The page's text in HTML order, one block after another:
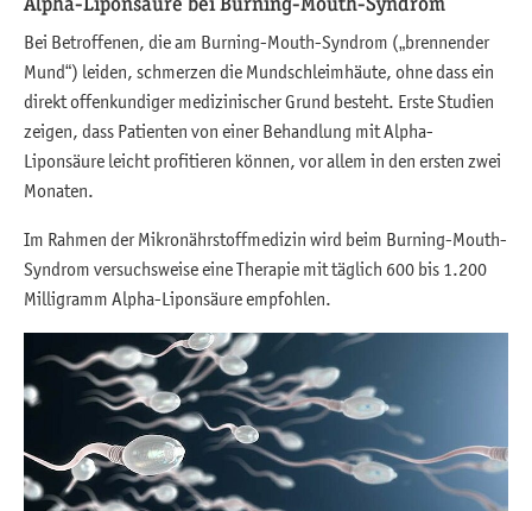
Bei Betroffenen, die am Burning-Mouth-Syndrom („brennender
Mund“) leiden, schmerzen die Mundschleimhäute, ohne dass ein
direkt offenkundiger medizinischer Grund besteht. Erste Studien
zeigen, dass Patienten von einer Behandlung mit Alpha-
Liponsäure leicht profitieren können, vor allem in den ersten zwei
Monaten.
Im Rahmen der Mikronährstoffmedizin wird beim Burning-Mouth-
Syndrom versuchsweise eine Therapie mit täglich 600 bis 1.200
Milligramm Alpha-Liponsäure empfohlen.